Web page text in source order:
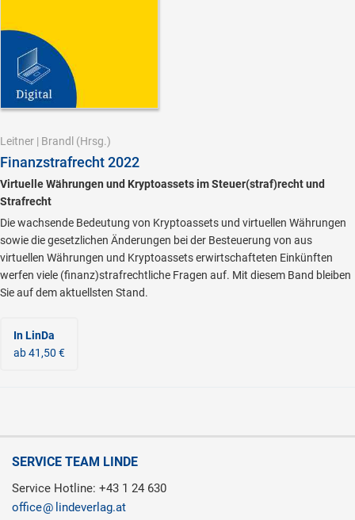
Leitner | Brandl (Hrsg.)
Finanzstrafrecht 2022
Virtuelle Währungen und Kryptoassets im Steuer(straf)recht und
Strafrecht
Die wachsende Bedeutung von Kryptoassets und virtuellen Währungen
sowie die gesetzlichen Änderungen bei der Besteuerung von aus
virtuellen Währungen und Kryptoassets erwirtschafteten Einkünften
werfen viele (finanz)strafrechtliche Fragen auf. Mit diesem Band bleiben
Sie auf dem aktuellsten Stand.
In LinDa
ab 41,50 €
SERVICE TEAM LINDE
Service Hotline: +43 1 24 630
office
lindeverlag.at